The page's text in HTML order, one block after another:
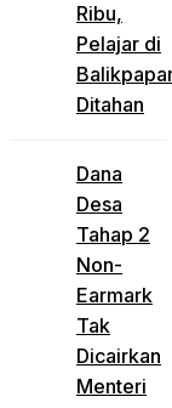
Ribu,
Pelajar di
Ditahan
Dana
Desa
Tahap 2
Non-
Earmark
Tak
Dicairkan
Menteri